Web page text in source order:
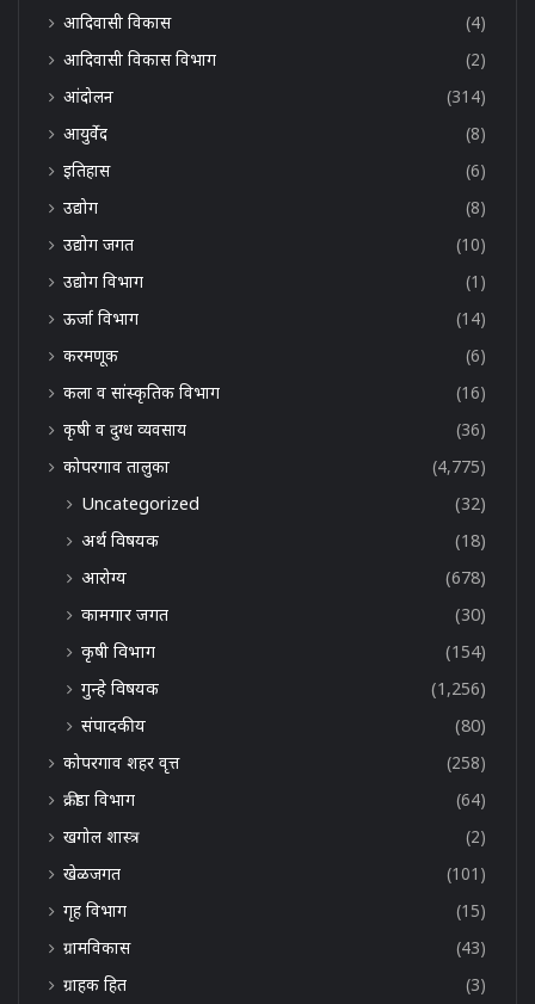
आदिवासी विकास
(4)
आदिवासी विकास विभाग
(2)
आंदोलन
(314)
आयुर्वेद
(8)
इतिहास
(6)
उद्योग
(8)
उद्योग जगत
(10)
उद्योग विभाग
(1)
ऊर्जा विभाग
(14)
करमणूक
(6)
कला व सांस्कृतिक विभाग
(16)
कृषी व दुग्ध व्यवसाय
(36)
कोपरगाव तालुका
(4,775)
Uncategorized
(32)
अर्थ विषयक
(18)
आरोग्य
(678)
कामगार जगत
(30)
कृषी विभाग
(154)
गुन्हे विषयक
(1,256)
संपादकीय
(80)
कोपरगाव शहर वृत्त
(258)
क्रीडा विभाग
(64)
खगोल शास्त्र
(2)
खेळजगत
(101)
गृह विभाग
(15)
ग्रामविकास
(43)
ग्राहक हित
(3)